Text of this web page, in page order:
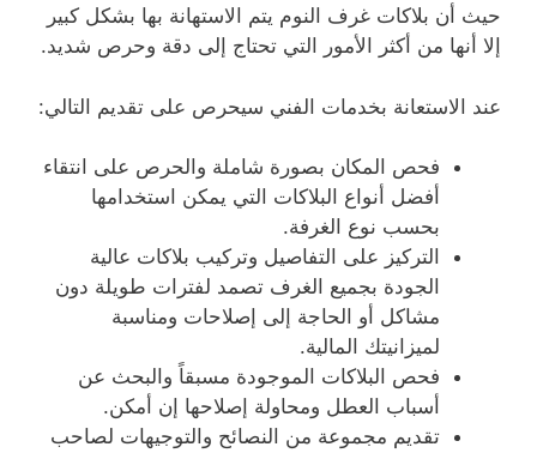
حيث أن بلاكات غرف النوم يتم الاستهانة بها بشكل كبير
إلا أنها من أكثر الأمور التي تحتاج إلى دقة وحرص شديد.
عند الاستعانة بخدمات الفني سيحرص على تقديم التالي:
فحص المكان بصورة شاملة والحرص على انتقاء
أفضل أنواع البلاكات التي يمكن استخدامها
بحسب نوع الغرفة.
التركيز على التفاصيل وتركيب بلاكات عالية
الجودة بجميع الغرف تصمد لفترات طويلة دون
مشاكل أو الحاجة إلى إصلاحات ومناسبة
لميزانيتك المالية.
فحص البلاكات الموجودة مسبقاً والبحث عن
أسباب العطل ومحاولة إصلاحها إن أمكن.
تقديم مجموعة من النصائح والتوجيهات لصاحب